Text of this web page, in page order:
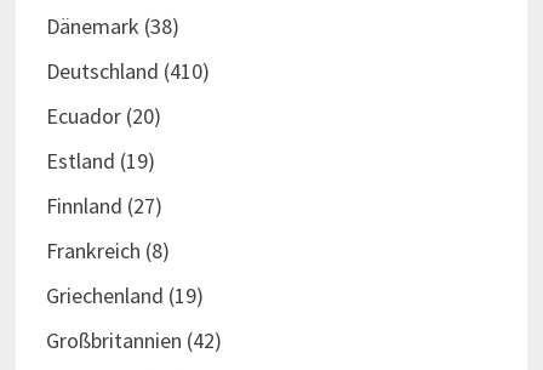
Dänemark (38)
Deutschland (410)
Ecuador(20)
Estland (19)
Finnland (27)
Frankreich (8)
Griechenland (19)
Großbritannien (42)